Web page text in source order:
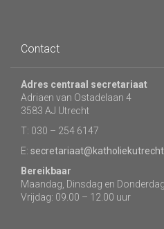
Contact
Adres centraal secretariaat
Adriaen van Ostadelaan 4
3583 AJ Utrecht
T: 030 – 254 6147
E:
Bereikbaar
Maandag, Dinsdag en
Vrijdag: 09.00 – 12.00 uur